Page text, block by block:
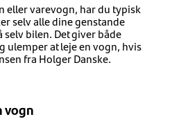
eller varevogn, har du typisk
selv alle dine genstande
bilen. Det giver både
ulemper at leje en vogn, hvis
fra Holger Danske.
vogn